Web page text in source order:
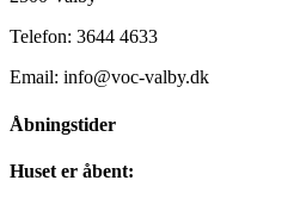
Telefon: 3644 4633
Email: info@voc-valby.dk
Åbningstider
Huset er åbent: